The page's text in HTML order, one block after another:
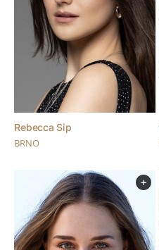
Rebecca Sip
BRNO
+